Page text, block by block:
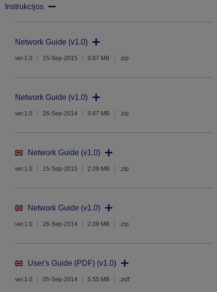
Instrukcijos
Network Guide (v1.0)
ver.1.0 15-Sep-2015 0.67 MB .zip
Network Guide (v1.0)
ver.1.0 26-Sep-2014 0.67 MB .zip
Network Guide (v1.0)
ver.1.0 15-Sep-2015 2.09 MB .zip
Network Guide (v1.0)
ver.1.0 26-Sep-2014 2.09 MB .zip
User's Guide (PDF) (v1.0)
ver.1.0 05-Sep-2014 5.55 MB .pdf